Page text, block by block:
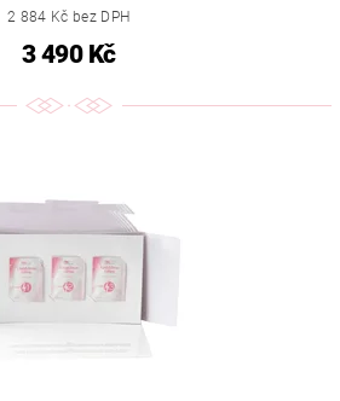
2 884 Kč bez DPH
3 490 Kč